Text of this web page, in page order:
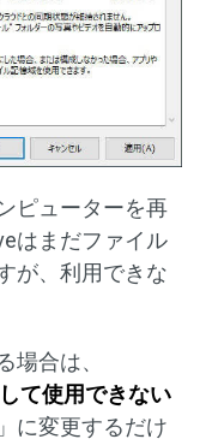
ピューターを再
はまだファイル
が、利用できな
場合は、
て使用できない
」に変更するだけ